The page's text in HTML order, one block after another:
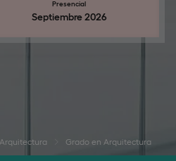
Presencial
Septiembre 2026
Arquitectura Grado en Arquitectura